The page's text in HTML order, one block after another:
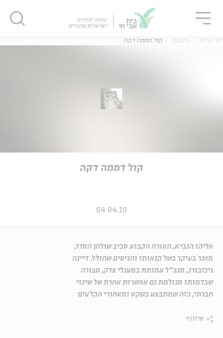
דף הבית כתבות קול דממה דקה
קול דממה דקה
04.04.10
אליהו הנביא, האורח הקבוע סביב שולחן הסדר,
מוכר בעיקר בשל קנאותו והניסים שחולל. דיינה
גינזבורג, מנכ"ל עמותת במעגלי צדק, סבורה
שבדמותו מגולמת גם אפשרות אחרת של שינוי
חברתי, כזה שמתבצע בשקט ומאחורי הקלעים
שיתוף
סגור